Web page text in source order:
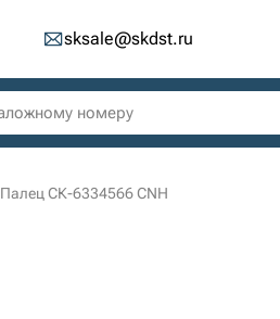
sksale@skdst.ru
Палец СК-6334566 CNH